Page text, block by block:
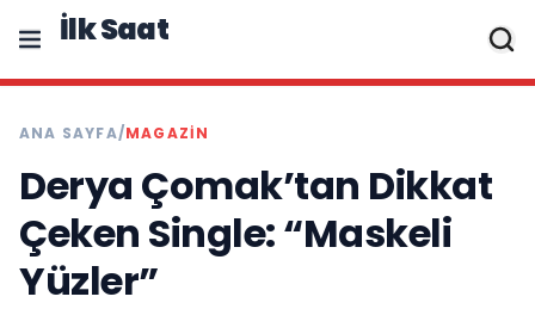
İlk Saat
ANA SAYFA/MAGAZIN
Derya Çomak’tan Dikkat
Çeken Single: “Maskeli
Yüzler”